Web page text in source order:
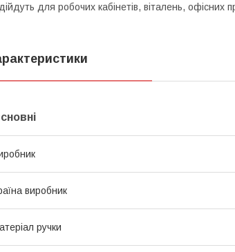
для робочих кабінетів, віталень, офісних
виробник
ручки